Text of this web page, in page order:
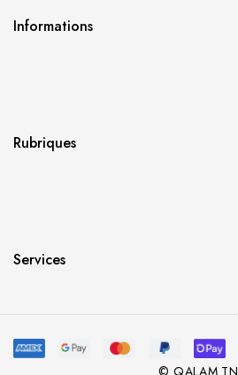
Informations
Rubriques
Services